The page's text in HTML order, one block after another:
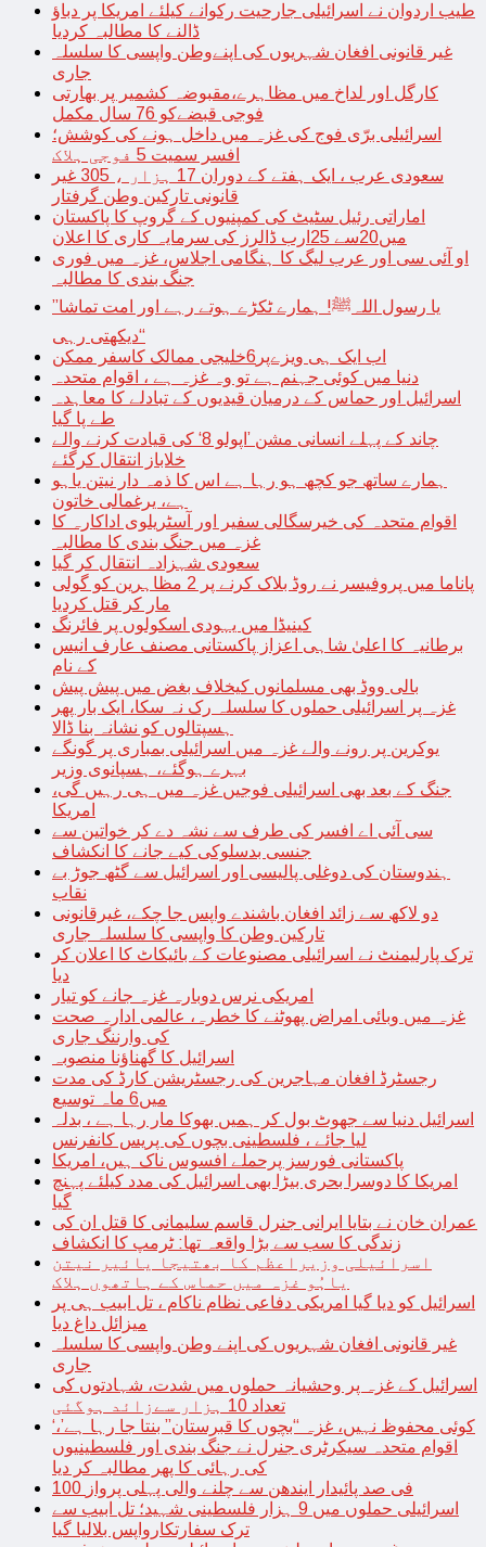
طیب اردوان نے اسرائیلی جارحیت رکوانے کیلئے امریکا پر دباؤ
ڈالنے کا مطالبہ کردیا
غیر قانونی افغان شہریوں کی اپنےوطن واپسی کا سلسلہ
جاری
کارگل اور لداخ میں مظاہرے،مقبوضہ کشمیر پر بھارتی
فوجی قبضےکو 76 سال مکمل
اسرائیلی برّی فوج کی غزہ میں داخل ہونے کی کوشش؛
افسر سمیت 5 فوجی ہلاک
سعودی عرب ، ایک ہفتے کے دوران 17 ہزار ، 305 غیر
قانونی تارکین وطن گرفتار
اماراتی رئیل سٹیٹ کی کمپنیوں کے گروپ کا پاکستان
میں20سے 25ارب ڈالرز کی سرمایہ کاری کا اعلان
او آئی سی اور عرب لیگ کا ہنگامی اجلاس، غزہ میں فوری
جنگ بندی کا مطالبہ
’’یا رسول اللہﷺ! ہمارے ٹکڑے ہوتے رہے اور امت تماشا
دیکھتی رہی‘‘
اب ایک ہی ویزےپر6خلیجی ممالک کاسفر ممکن
دنیا میں کوئی جہنم ہے تو وہ غزہ ہے ، اقوام متحدہ
اسرائیل اور حماس کے درمیان قیدیوں کے تبادلے کا معاہدہ
طے پا گیا
چاند کے پہلے انسانی مشن ’اپولو 8‘ کی قیادت کرنے والے
خلاباز انتقال کرگئے
ہمارے ساتھ جو کچھ ہو رہا ہے اس کا ذمہ دار نیتن یاہو
ہے، یرغمالی خاتون
اقوام متحدہ کی خیرسگالی سفیر اور آسٹریلوی اداکارہ کا
غزہ میں جنگ بندی کا مطالبہ
سعودی شہزادہ انتقال کر گیا
پاناما میں پروفیسر نے روڈ بلاک کرنے پر 2 مظاہرین کو گولی
مار کر قتل کردیا
کینیڈا میں یہودی اسکولوں پر فائرنگ
برطانیہ کا اعلیٰ شاہی اعزاز پاکستانی مصنف عارف انیس
کے نام
بالی ووڈ بھی مسلمانوں کیخلاف بغض میں پیش پیش
غزہ پر اسرائیلی حملوں کا سلسلہ رک نہ سکا، ایک بار پھر
ہسپتالوں کو نشانہ بنا ڈالا
یوکرین پر رونے والے غزہ میں اسرائیلی بمباری پر گونگے
بہرے ہوگئے، ہسپانوی وزیر
جنگ کے بعد بھی اسرائیلی فوجیں غزہ میں ہی رہیں گی،
امریکا
سی آئی اے افسر کی طرف سے نشہ دے کر خواتین سے
جنسی بدسلوکی کیے جانے کا انکشاف
ہندوستان کی دوغلی پالیسی اور اسرائیل سے گٹھ جوڑ بے
نقاب
دو لاکھ سے زائد افغان باشندے واپس جا چکے، غیرقانونی
تارکین وطن کا واپسی کا سلسلہ جاری
ترک پارلیمنٹ نے اسرائیلی مصنوعات کے بائیکاٹ کا اعلان کر
دیا
امریکی نرس دوبارہ غزہ جانے کو تیار
غزہ میں وبائی امراض پھوٹنے کا خطرہ، عالمی ادارہ صحت
کی وارننگ جاری
اسرائیل کا گھناؤنا منصوبہ
رجسٹرڈ افغان مہاجرین کی رجسٹریشن کارڈ کی مدت
میں6 ماہ توسیع
اسرائیل دنیا سے جھوٹ بول کر ہمیں بھوکا مار رہا ہے ، بدلہ
لیا جائے ، فلسطینی بچوں کی پریس کانفرنس
پاکستانی فورسز پرحملے افسوس ناک ہیں، امریکا
امریکا کا دوسرا بحری بیڑا بھی اسرائیل کی مدد کیلئے پہنچ
گیا
عمران خان نے بتایا ایرانی جنرل قاسم سلیمانی کا قتل ان کی
زندگی کا سب سے بڑا واقعہ تھا: ٹرمپ کا انکشاف
اسرائیلی وزیراعظم کا بھتیجا یائیر نیتن
یاہُو غزہ میں حماس کے ہاتھوں ہلاک
اسرائیل کو دیا گیا امریکی دفاعی نظام ناکام ، تل ابیب ہی پر
میزائل داغ دیا
غیر قانونی افغان شہریوں کی اپنے وطن واپسی کا سلسلہ
جاری
اسرائیل کے غزہ پر وحشیانہ حملوں میں شدت، شہادتوں کی
تعداد 10 ہزار سےزائد ہوگئی
‘کوئی محفوظ نہیں، غزہ “بچوں کا قبرستان” بنتا جا رہا ہے’،
اقوام متحدہ سیکرٹری جنرل نے جنگ بندی اور فلسطینیوں
کی رہائی کا پھر مطالبہ کر دیا
100 فی صد پائیدار ایندھن سے چلنے والی پہلی پرواز
اسرائیلی حملوں میں 9 ہزار فلسطینی شہید؛ تل ابیب سے
ترک سفارتکارواپس بلالیا گیا